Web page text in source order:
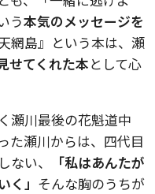
う本気のメッセージを
網島』という本は、瀬
せてくれた本として心
瀬川最後の花魁道中
た瀬川からは、四代目
い、
「私はあんたが
」 そんな胸のうちが